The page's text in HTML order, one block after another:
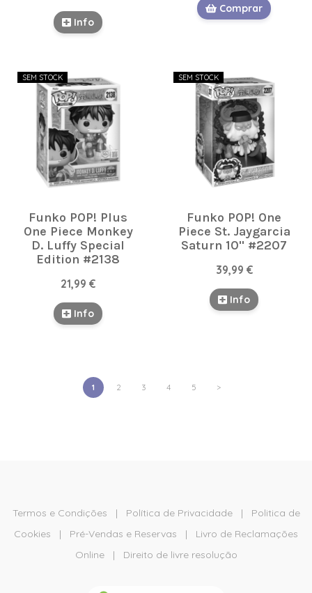
Info
Comprar
SEM STOCK
Funko POP! Plus
One Piece Monkey
D. Luffy Special
Edition #2138
21,99 €
Info
SEM STOCK
Funko POP! One
Piece St. Jaygarcia
Saturn 10'' #2207
39,99 €
Info
1 2 3 4 5 >
Termos e Condições | Política de Privacidade| Politica de
Cookies | Pré-Vendas e Reservas | Livro de Reclamações
Online| Direito de livre resolução